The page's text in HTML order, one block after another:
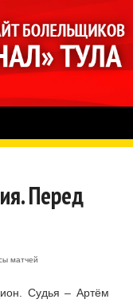
Перед
матчей
Судья – Артём